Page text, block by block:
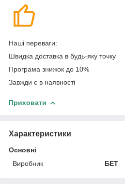
Наші переваги:
Швидка доставка в будь-яку точку
Програма знижок до 10%
Завжди є в наявності
Приховати
Характеристики
Основні
Виробник
БЕТ